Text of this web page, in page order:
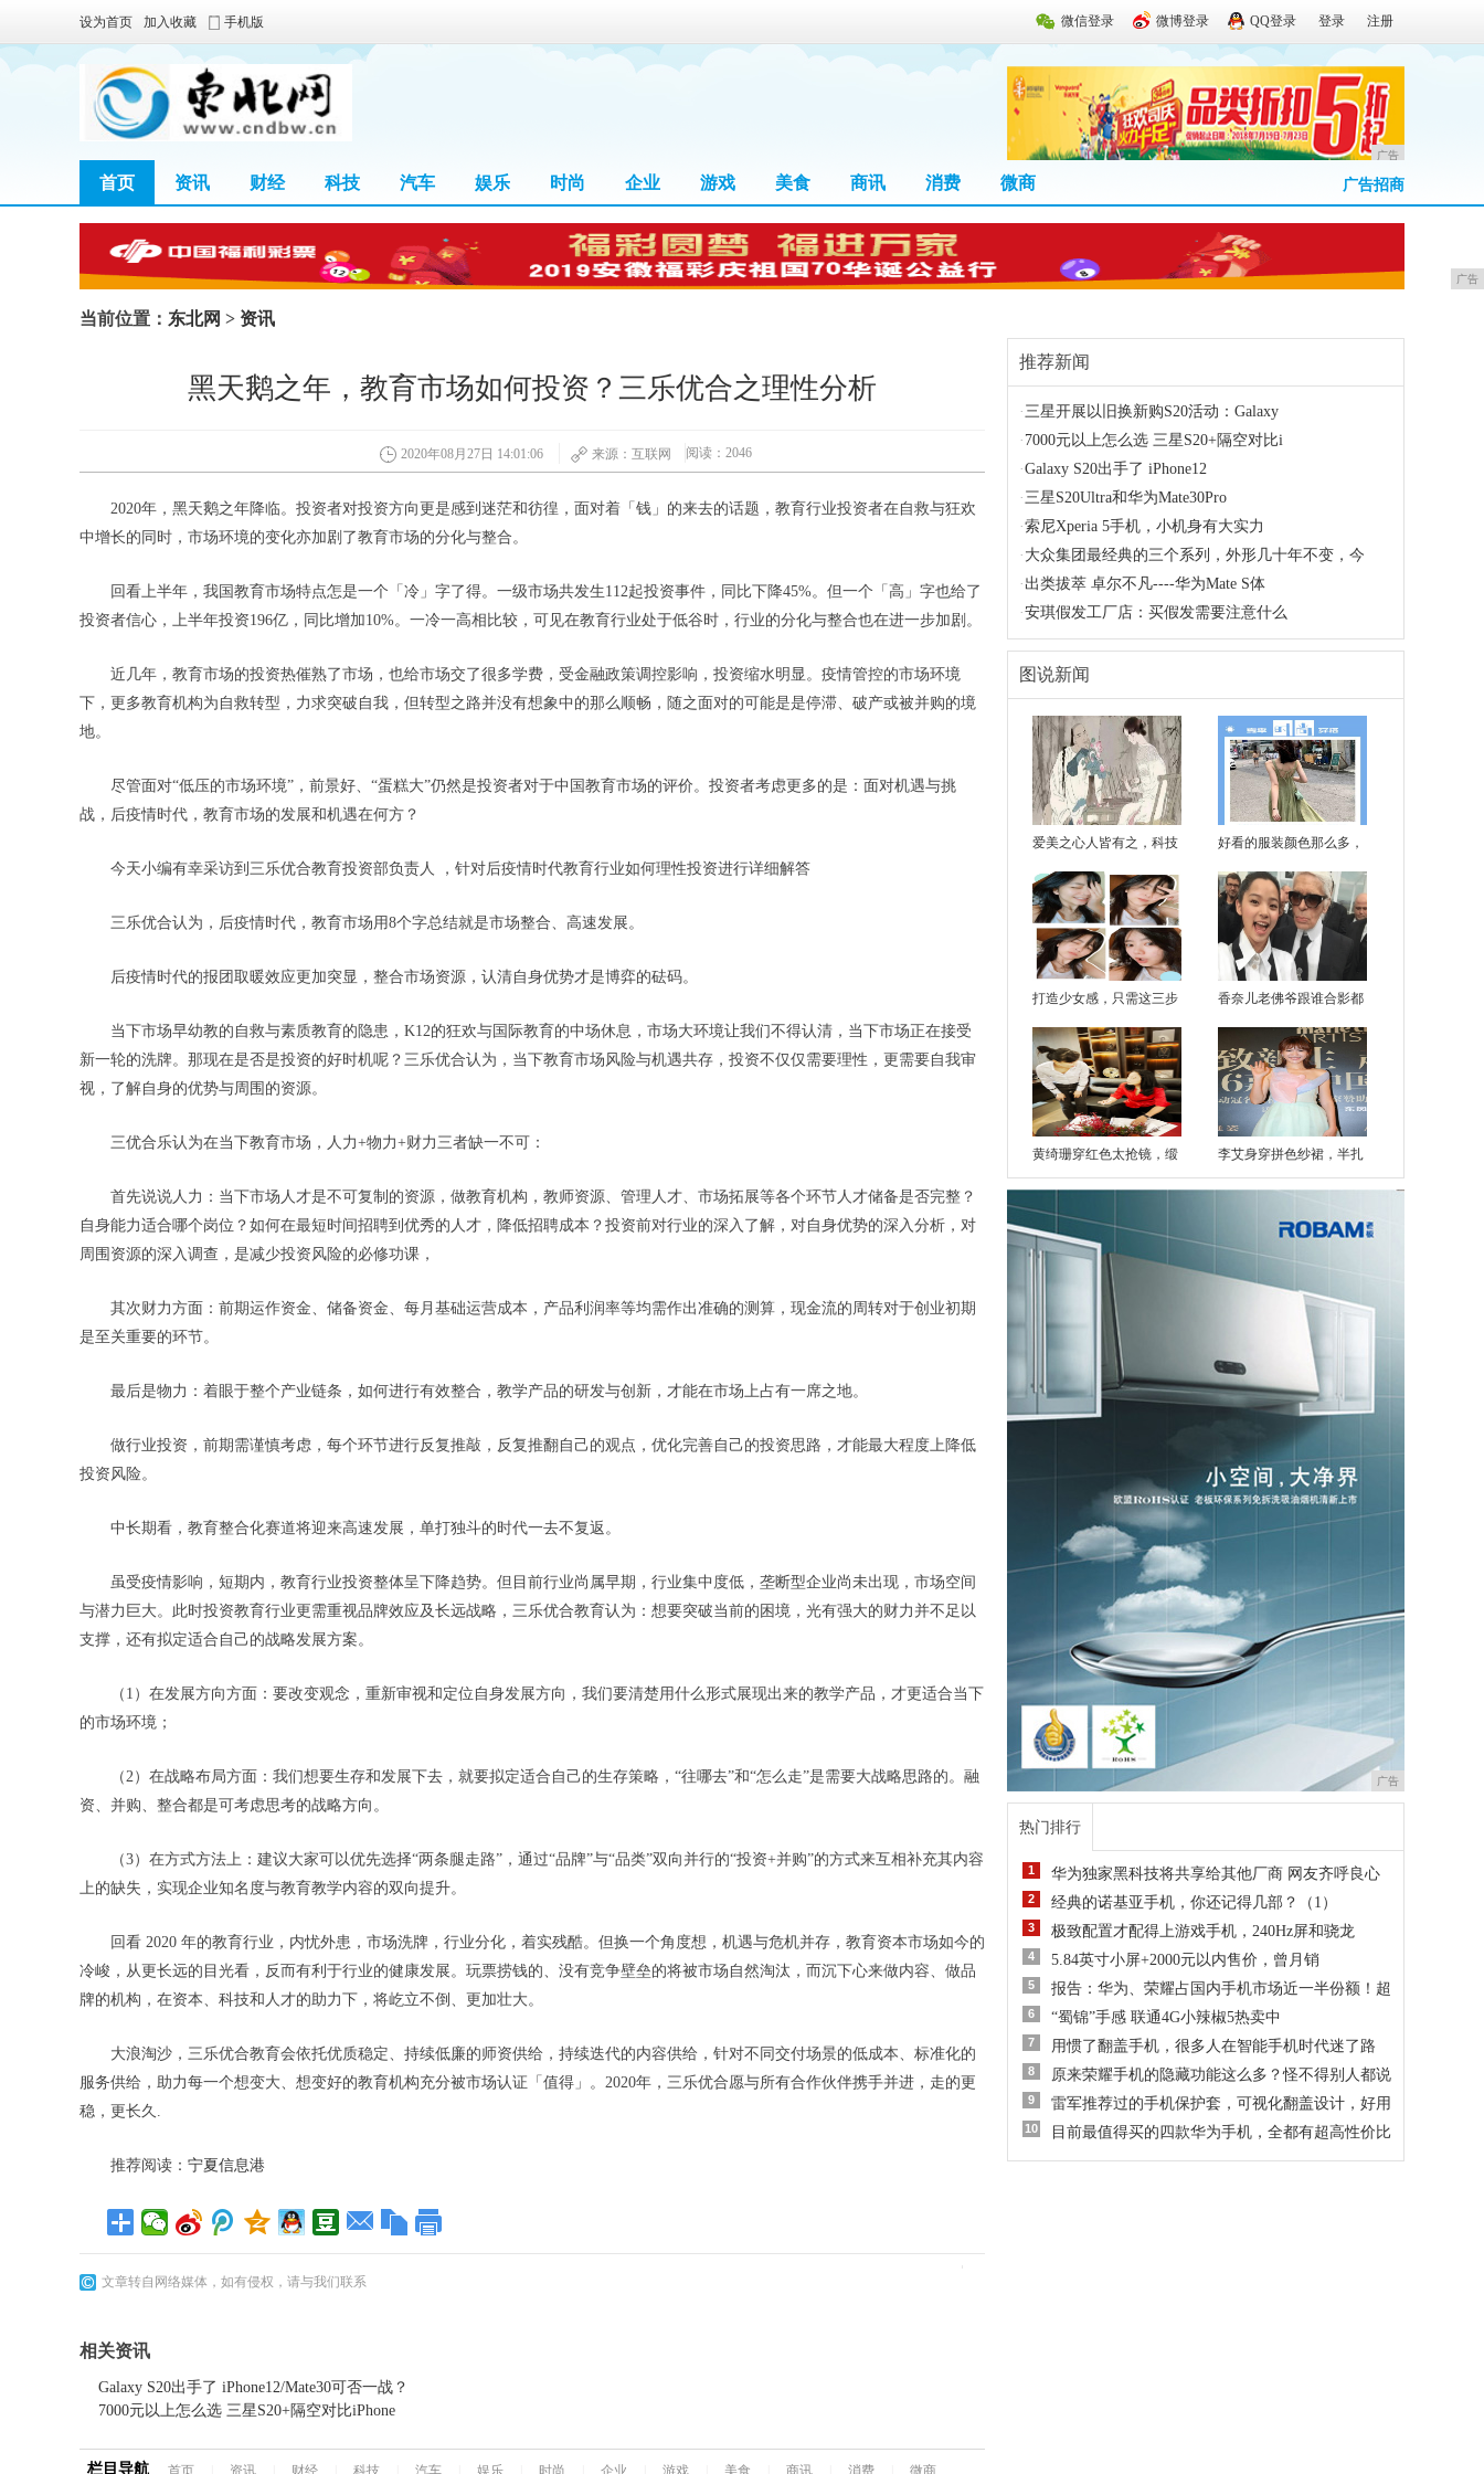
微信登录 微博登录 QQ登录 登录 注册
设为首页 加入收藏 手机版
广告
首页 资讯 财经 科技 汽车 娱乐 时尚 企业 游戏 美食 商讯 消费 微商 广告招商
广告
当前位置： 东北网 > 资讯
黑天鹅之年，教育市场如何投资？三乐优合之理性分析
2020年08月27日 14:01:06 来源：互联网 阅读：2046
2020年，黑天鹅之年降临。投资者对投资方向更是感到迷茫和彷徨，面对着「钱」的来去的话题，教育行业投资者在自救与狂欢
中增长的同时，市场环境的变化亦加剧了教育市场的分化与整合。
回看上半年，我国教育市场特点怎是一个「冷」字了得。一级市场共发生112起投资事件，同比下降45%。但一个「高」字也给了
投资者信心，上半年投资196亿，同比增加10%。一冷一高相比较，可见在教育行业处于低谷时，行业的分化与整合也在进一步加剧。
近几年，教育市场的投资热催熟了市场，也给市场交了很多学费，受金融政策调控影响，投资缩水明显。疫情管控的市场环境
下，更多教育机构为自救转型，力求突破自我，但转型之路并没有想象中的那么顺畅，随之面对的可能是是停滞、破产或被并购的境
地。
尽管面对“低压的市场环境”，前景好、“蛋糕大”仍然是投资者对于中国教育市场的评价。投资者考虑更多的是：面对机遇与挑
战，后疫情时代，教育市场的发展和机遇在何方？
今天小编有幸采访到三乐优合教育投资部负责人 ，针对后疫情时代教育行业如何理性投资进行详细解答
三乐优合认为，后疫情时代，教育市场用8个字总结就是市场整合、高速发展。
后疫情时代的报团取暖效应更加突显，整合市场资源，认清自身优势才是博弈的砝码。
当下市场早幼教的自救与素质教育的隐患，K12的狂欢与国际教育的中场休息，市场大环境让我们不得认清，当下市场正在接受
新一轮的洗牌。那现在是否是投资的好时机呢？三乐优合认为，当下教育市场风险与机遇共存，投资不仅仅需要理性，更需要自我审
视，了解自身的优势与周围的资源。
三优合乐认为在当下教育市场，人力+物力+财力三者缺一不可：
首先说说人力：当下市场人才是不可复制的资源，做教育机构，教师资源、管理人才、市场拓展等各个环节人才储备是否完整？
自身能力适合哪个岗位？如何在最短时间招聘到优秀的人才，降低招聘成本？投资前对行业的深入了解，对自身优势的深入分析，对
周围资源的深入调查，是减少投资风险的必修功课，
其次财力方面：前期运作资金、储备资金、每月基础运营成本，产品利润率等均需作出准确的测算，现金流的周转对于创业初期
是至关重要的环节。
最后是物力：着眼于整个产业链条，如何进行有效整合，教学产品的研发与创新，才能在市场上占有一席之地。
做行业投资，前期需谨慎考虑，每个环节进行反复推敲，反复推翻自己的观点，优化完善自己的投资思路，才能最大程度上降低
投资风险。
中长期看，教育整合化赛道将迎来高速发展，单打独斗的时代一去不复返。
虽受疫情影响，短期内，教育行业投资整体呈下降趋势。但目前行业尚属早期，行业集中度低，垄断型企业尚未出现，市场空间
与潜力巨大。此时投资教育行业更需重视品牌效应及长远战略，三乐优合教育认为：想要突破当前的困境，光有强大的财力并不足以
支撑，还有拟定适合自己的战略发展方案。
（1）在发展方向方面：要改变观念，重新审视和定位自身发展方向，我们要清楚用什么形式展现出来的教学产品，才更适合当下
的市场环境；
（2）在战略布局方面：我们想要生存和发展下去，就要拟定适合自己的生存策略，“往哪去”和“怎么走”是需要大战略思路的。融
资、并购、整合都是可考虑思考的战略方向。
（3）在方式方法上：建议大家可以优先选择“两条腿走路”，通过“品牌”与“品类”双向并行的“投资+并购”的方式来互相补充其内容
上的缺失，实现企业知名度与教育教学内容的双向提升。
回看 2020 年的教育行业，内忧外患，市场洗牌，行业分化，着实残酷。但换一个角度想，机遇与危机并存，教育资本市场如今的
冷峻，从更长远的目光看，反而有利于行业的健康发展。玩票捞钱的、没有竞争壁垒的将被市场自然淘汰，而沉下心来做内容、做品
牌的机构，在资本、科技和人才的助力下，将屹立不倒、更加壮大。
大浪淘沙，三乐优合教育会依托优质稳定、持续低廉的师资供给，持续迭代的内容供给，针对不同交付场景的低成本、标准化的
服务供给，助力每一个想变大、想变好的教育机构充分被市场认证「值得」。2020年，三乐优合愿与所有合作伙伴携手并进，走的更
稳，更长久.
推荐阅读： 宁夏信息港
文章转自网络媒体，如有侵权，请与我们联系
相关资讯
Galaxy S20出手了 iPhone12/Mate30可否一战？
7000元以上怎么选 三星S20+隔空对比iPhone
栏目导航 首页 资讯 财经 科技 汽车 娱乐 时尚 企业 游戏 美食 商讯 消费 微商
推荐新闻
·三星开展以旧换新购S20活动：Galaxy
· 7000元以上怎么选 三星S20+隔空对比i
·Galaxy S20出手了 iPhone12
·三星S20Ultra和华为Mate30Pro
·索尼Xperia 5手机，小机身有大实力
· 大众集团最经典的三个系列，外形几十年不变，今
· 出类拔萃 卓尔不凡----华为Mate S体
·安琪假发工厂店：买假发需要注意什么
图说新闻
爱美之心人皆有之，科技 好看的服装颜色那么多，
打造少女感，只需这三步 香奈儿老佛爷跟谁合影都
黄绮珊穿红色太抢镜，缎 李艾身穿拼色纱裙，半扎
广告
热门排行
1 华为独家黑科技将共享给其他厂商 网友齐呼良心
2 经典的诺基亚手机，你还记得几部？（1）
3 极致配置才配得上游戏手机，240Hz屏和骁龙
4 5.84英寸小屏+2000元以内售价，曾月销
5 报告：华为、荣耀占国内手机市场近一半份额！超
6 “蜀锦”手感 联通4G小辣椒5热卖中
7 用惯了翻盖手机，很多人在智能手机时代迷了路
8 原来荣耀手机的隐藏功能这么多？怪不得别人都说
9 雷军推荐过的手机保护套，可视化翻盖设计，好用
10 目前最值得买的四款华为手机，全都有超高性价比